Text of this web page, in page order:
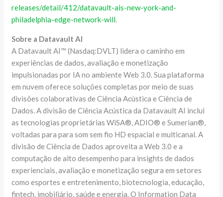
releases/detail/412/datavault-ais-new-york-and-
philadelphia-edge-network-will.
Sobre a Datavault AI
A Datavault AI™ (Nasdaq:DVLT) lidera o caminho em
experiências de dados, avaliação e monetização
impulsionadas por IA no ambiente Web 3.0. Sua plataforma
em nuvem oferece soluções completas por meio de suas
divisões colaborativas de Ciência Acústica e Ciência de
Dados. A divisão de Ciência Acústica da Datavault AI inclui
as tecnologias proprietárias WiSA®, ADIO® e Sumerian®,
voltadas para para som sem fio HD espacial e multicanal. A
divisão de Ciência de Dados aproveita a Web 3.0 e a
computação de alto desempenho para insights de dados
experienciais, avaliação e monetização segura em setores
como esportes e entretenimento, biotecnologia, educação,
fintech, imobiliário, saúde e energia. O Information Data